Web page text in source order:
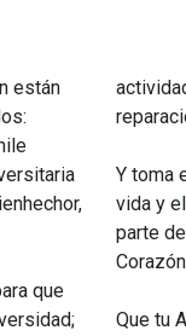
están
que
Y toma
vida y
parte
Que tu